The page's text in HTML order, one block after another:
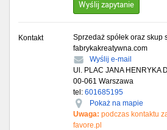
Wyślij zapytanie
Kontakt
Sprzedaż spółek oraz skup
fabrykakreatywna.com
Wyślij e-mail
Ul. PLAC JANA HENRYKA
00-061 Warszawa
tel: 601685195
Pokaż na mapie
Uwaga: podczas kontaktu
favore.pl